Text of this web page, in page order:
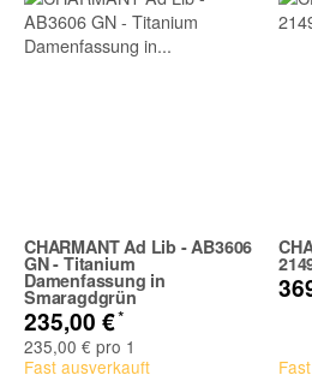
CHARMANT Ad Lib - AB3606
GN - Titanium
Damenfassung in
Smaragdgrün
235,00 €*
235,00 € pro 1
Fast ausverkauft